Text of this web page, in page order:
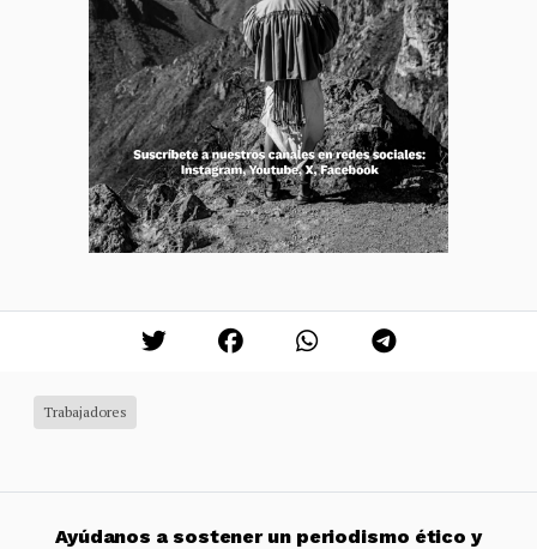
Trabajadores
Ayúdanos a sostener un periodismo ético y